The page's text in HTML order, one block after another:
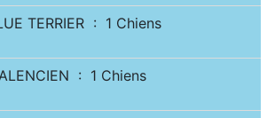
TERRIER : 1 Chiens
: 1 Chiens